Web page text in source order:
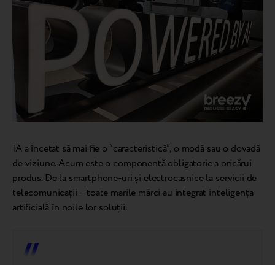
IA a încetat să mai fie o “caracteristică”, o modă sau o dovadă
de viziune. Acum este o componentă obligatorie a oricărui
produs. De la smartphone-uri și electrocasnice la servicii de
telecomunicații – toate marile mărci au integrat inteligența
artificială în noile lor soluții.